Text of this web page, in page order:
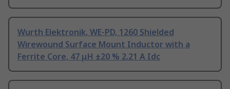
Wurth Elektronik, WE-PD, 1260 Shielded
Wirewound Surface Mount Inductor with a
Ferrite Core, 47 μH ±20 % 2.21 A Idc